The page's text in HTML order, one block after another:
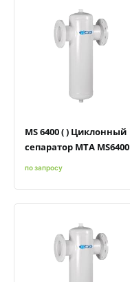
MS 6400 ( ) Циклонный
сепаратор MTA MS6400
по запросу